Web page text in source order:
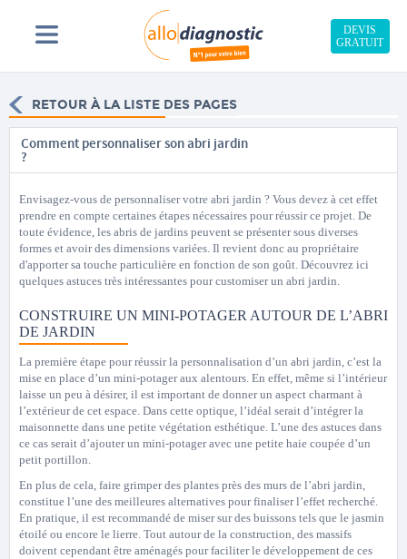
DEVIS
GRATUIT
RETOUR À LA LISTE DES PAGES
Comment personnaliser son abri jardin
?
Envisagez-vous de personnaliser votre abri jardin ? Vous devez à cet effet
prendre en compte certaines étapes nécessaires pour réussir ce projet. De
toute évidence, les abris de jardins peuvent se présenter sous diverses
formes et avoir des dimensions variées. Il revient donc au propriétaire
d'apporter sa touche particulière en fonction de son goût. Découvrez ici
quelques astuces très intéressantes pour customiser un abri jardin.
CONSTRUIRE UN MINI-POTAGER AUTOUR DE L’ABRI
DE JARDIN
La première étape pour réussir la personnalisation d’un abri jardin, c’est la
mise en place d’un mini-potager aux alentours. En effet, même si l’intérieur
laisse un peu à désirer, il est important de donner un aspect charmant à
l’extérieur de cet espace. Dans cette optique, l’idéal serait d’intégrer la
maisonnette dans une petite végétation esthétique. L’une des astuces dans
ce cas serait d’ajouter un mini-potager avec une petite haie coupée d’un
petit portillon.
En plus de cela, faire grimper des plantes près des murs de l’abri jardin,
constitue l’une des meilleures alternatives pour finaliser l’effet recherché.
En pratique, il est recommandé de miser sur des buissons tels que le jasmin
étoilé ou encore le lierre. Tout autour de la construction, des massifs
doivent cependant être aménagés pour faciliter le développement de ces